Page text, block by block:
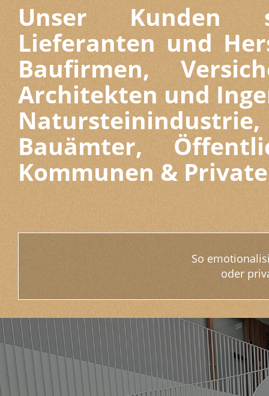
Unser Kunden
Lieferanten und
Baufirmen,
Architekten und
Bauämter,
Kommunen &
So
oder